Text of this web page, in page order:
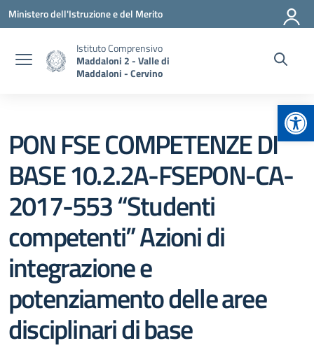
Vai ai contenuti
Vai al menu di navigazione
Vai al footer
Ministero dell'Istruzione e del Merito
Istituto Comprensivo
Maddaloni 2 - Valle di
Maddaloni - Cervino
PON FSE COMPETENZE DI
BASE 10.2.2A-FSEPON-CA-
2017-553 “Studenti
competenti” Azioni di
integrazione e
potenziamento delle aree
disciplinari di base